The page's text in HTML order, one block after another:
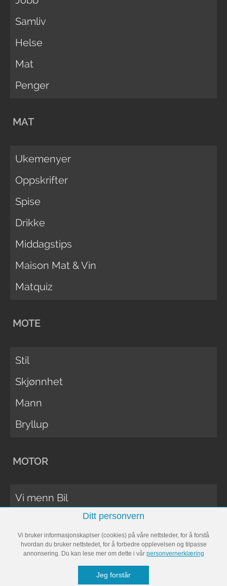
Samliv
Helse
Mat
Penger
MAT
Ukemenyer
Oppskrifter
Spise
Drikke
Middagstips
Maison Mat & Vin
Matquiz
MOTE
Stil
Skjønnhet
Mann
Bryllup
MOTOR
Vi menn Bil
Vi Menn Båt
Ditt personvern
Vi bruker informasjonskaplser (cookies) på våre nettsteder, for å forstå
hvordan du bruker nettstedet, for å forbedre opplevelsen og tilpasse
annonsering. Du kan lese mer om dette i vår personvernerklæring
Jeg forstår